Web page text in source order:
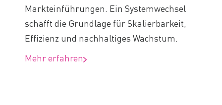
Markteinführungen. Ein Systemwechsel
schafft die Grundlage für Skalierbarkeit,
Effizienz und nachhaltiges Wachstum.
Mehr erfahren